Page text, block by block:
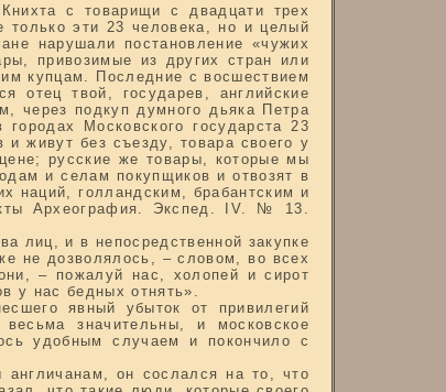
с товарищи с двадцати трех
только эти 23 человека, но и целый
нарушали постановление «чужих
привозимые из других стран или
купцам. Последние с восшествием
отец твой, государев, английские
через подкуп думного дьяка Петра
Московского государста 23
живут без съезду, товара своего у
русские же товары, которые мы
и селам покупщиков и отвозят в
наций, голландским, брабантским и
Археография. Экспед. IV. № 13.
лиц, и в непосредственной закупке
не дозволялось, – словом, во всех
– пожалуй нас, холопей и сирот
у нас бедных отнять».
явный убыток от привилегий
значительны, и московское
удобным случаем и покончило с
англичанам, он сослался на то, что